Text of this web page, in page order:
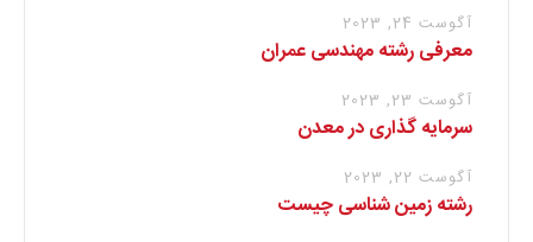
آگوست 24, 2023
معرفی رشته مهندسی عمران
آگوست 23, 2023
سرمایه گذاری در معدن
آگوست 22, 2023
رشته زمین شناسی چیست